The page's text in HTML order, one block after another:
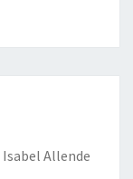
Isabel Allende